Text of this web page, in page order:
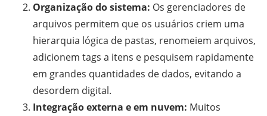
Organização do sistema: Os gerenciadores de
arquivos permitem que os usuários criem uma
hierarquia lógica de pastas, renomeiem arquivos,
adicionem tags a itens e pesquisem rapidamente
em grandes quantidades de dados, evitando a
desordem digital.
Integração externa e em nuvem: Muitos